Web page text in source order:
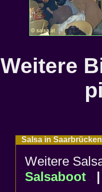
Weitere
Salsa in
Weitere
Salsaboot